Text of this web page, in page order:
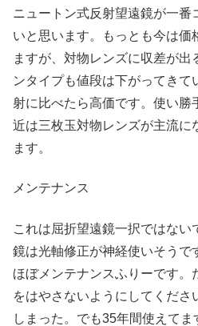
ニュートン式反射望遠鏡が一番
いと思います。もっとも今は価
ますが、対物レンズに収差が出
ンタイプも値段は下がってきて
射に比べたら高価です。使い勝
近は三枚玉対物レンズが主流に
ます。
メンテナンス
これは屈折望遠鏡一択ではない
鏡は光軸修正が神経使いそうで
ほぼメンテナンスふりーです。
をはやさないようにしてくださ
しまった。でも35年間使えてま